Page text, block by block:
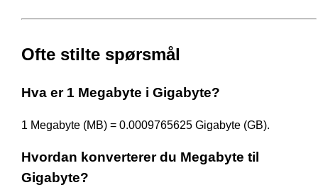
Ofte stilte spørsmål
Hva er 1 Megabyte i Gigabyte?
1 Megabyte (MB) = 0.0009765625 Gigabyte (GB).
Hvordan konverterer du Megabyte til
Gigabyte?